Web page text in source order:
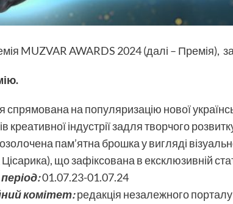
MUZVAR AWARDS 2024 (далі –
спрямована на популяризацію нової
креативної індустрії задля творчого
пам’ятна брошка у вигляді
що зафіксована в ексклюзивній
01.07.23-01.07.24
комітет:редакція незалежного